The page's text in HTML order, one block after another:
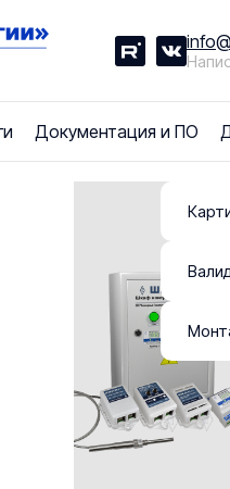
Документация и ПО